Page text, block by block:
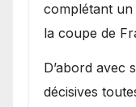
complétant
la coupe de
D’abord avec
décisives